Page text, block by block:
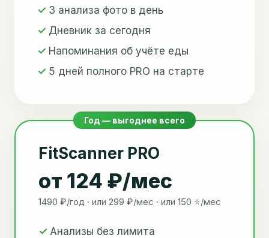
3 анализа фото в день
Дневник за сегодня
Напоминания об учёте еды
5 дней полного PRO на старте
Год — выгоднее всего
FitScanner PRO
от 124 ₽/мес
1490 ₽/год · или 299 ₽/мес · или 150 ⭐/мес
Анализы без лимита